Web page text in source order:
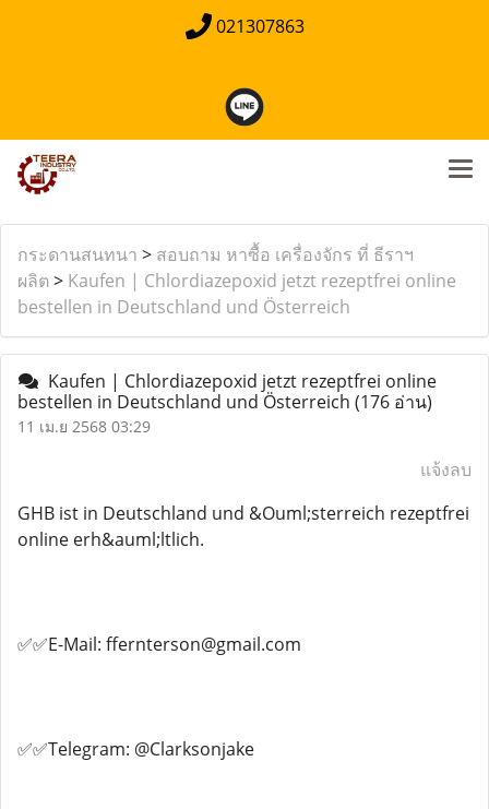
021307863
กระดานสนทนา > สอบถาม หาซื้อ เครื่องจักร ที่ ธีราฯ
ผลิต > Kaufen | Chlordiazepoxid jetzt rezeptfrei online
bestellen in Deutschland und Österreich
Kaufen | Chlordiazepoxid jetzt rezeptfrei online
bestellen in Deutschland und Österreich (176 อ่าน)
11 เม.ย 2568 03:29
แจ้งลบ
GHB ist in Deutschland und &Ouml;sterreich rezeptfrei
online erh&auml;ltlich.
✅✅E-Mail: ffernterson@gmail.com
✅✅Telegram: @Clarksonjake